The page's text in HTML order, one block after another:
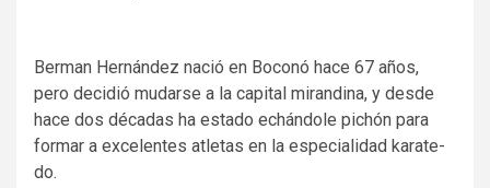
Berman Hernández nació en Boconó hace 67 años,
pero decidió mudarse a la capital mirandina, y desde
hace dos décadas ha estado echándole pichón para
formar a excelentes atletas en la especialidad karate-
do.